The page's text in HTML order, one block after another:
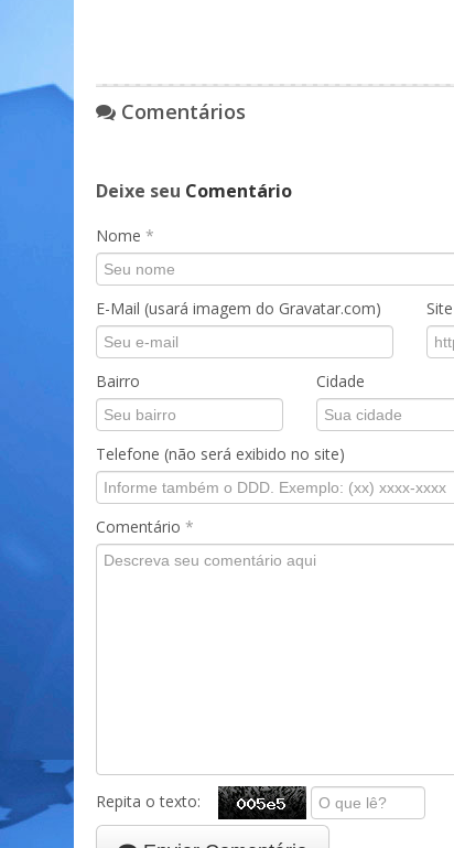
Comentários
Deixe seu Comentário
Nome *
E-Mail (usará imagem do Gravatar.com) Site
Bairro Cidade
Telefone (não será exibido no site)
Comentário *
Repita o texto: